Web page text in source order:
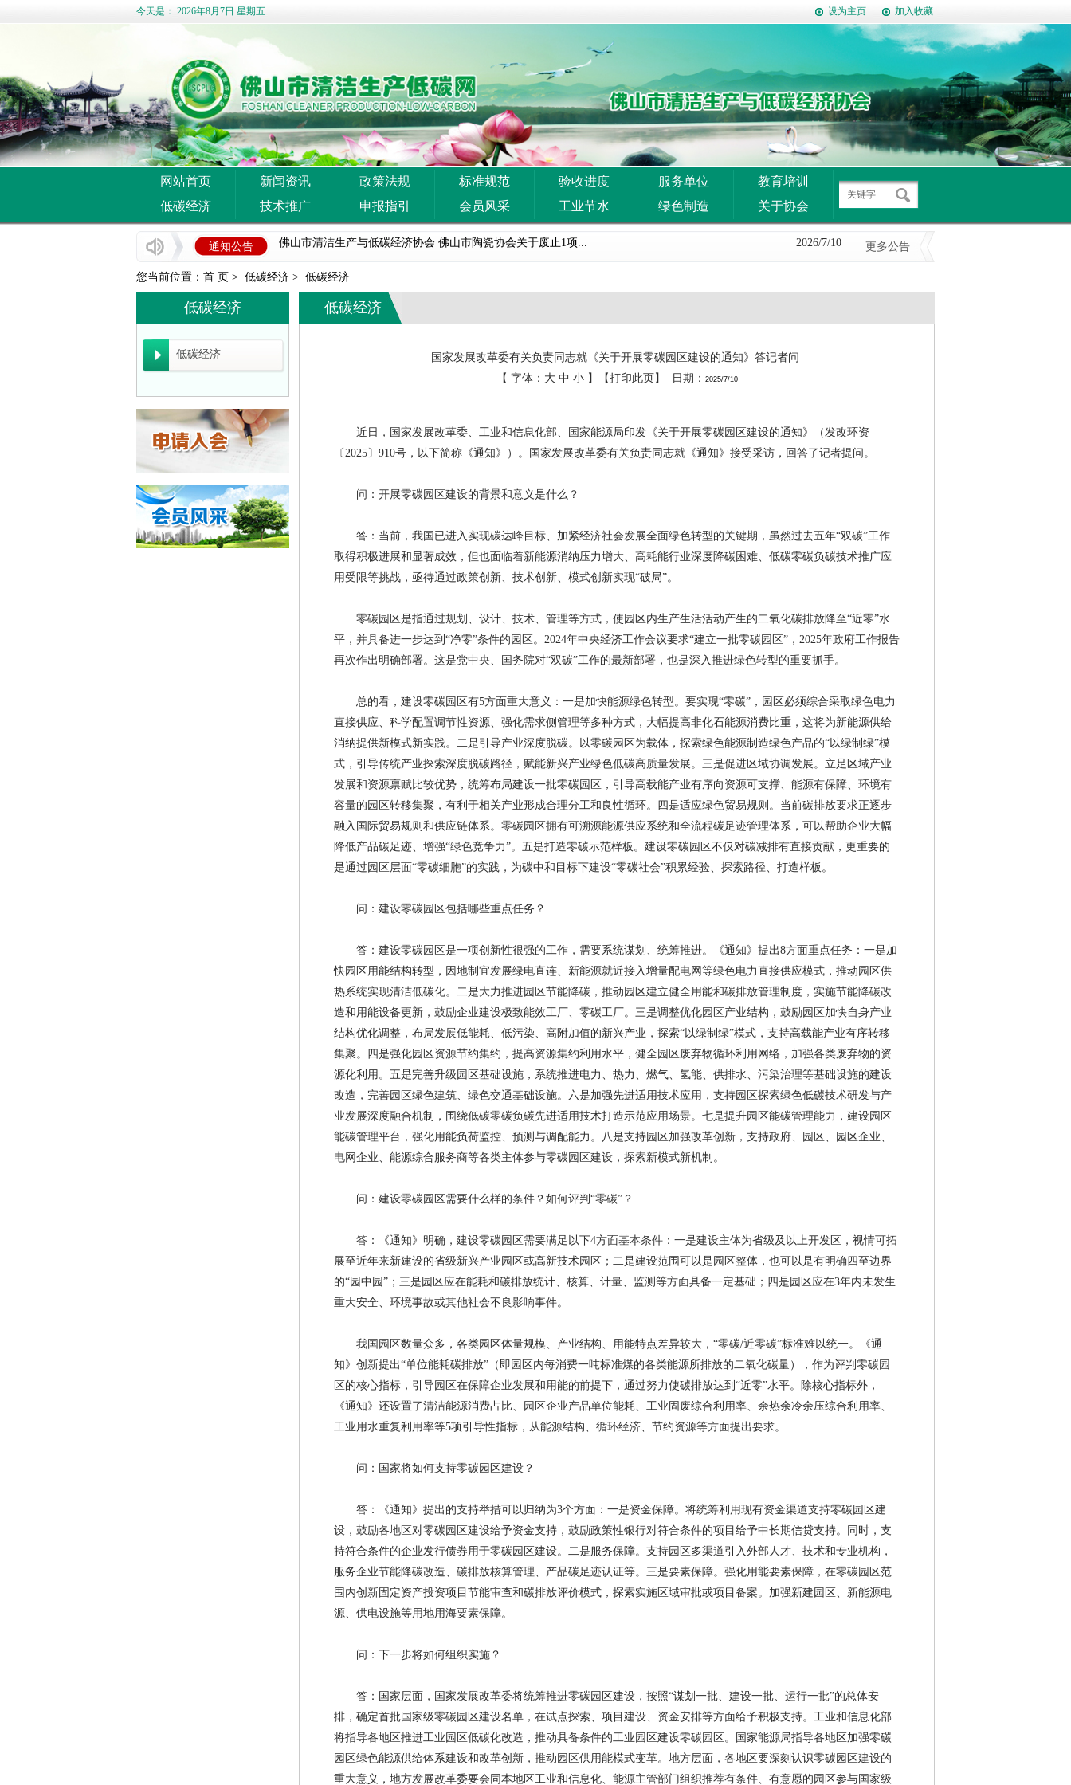
今天是： 2026年8月7日 星期五 设为主页 加入收藏
网站首页 新闻资讯 政策法规 标准规范 验收进度 服务单位
教育培训
低碳经济
技术推广 申报指引 会员风采 工业节水 绿色制造 关于协会
通知公告
企业推广宣传方案 2014/9/9
佛山市清洁生产与低碳经济协会 佛山市陶瓷协会关于废止1项... 2026/7/10
佛山市中小企业服务局转发广东省工业和信息化厅关于开展2026...
国家发展改革委等部门关于开展重点行业 节能降碳改造攻坚三年行...
广东省能源局关于《2026年广东省重点节能技术应用典型案例》... 2026/6/10
广东省能源局关于开展2027年省级节能降耗专项资金储备项目征...
广东省科学技术厅 广东省财政厅 国家税务总局广东省税务局关于... 2026/6/2
关于开展2026年生态文明建设示范区（生态工业园区）创建工作...
广东省工业和信息化厅关于组织推荐2026年重点用水企业、园区...
一图读懂《关于组织开展2026年度工业节能监察工作的通知》 2026/5/13
工业和信息化部办公厅关于组织开展2026年度工业节能监察工作...
广东“十五五”生态环保重点任务发布 2026/4/30
关于组织开展2026年重点用水企业、园区水效领跑者遴选工作的... 2026/4/28
佛山市清洁生产与低碳经济协会 佛山市陶瓷协会关于废止1项... 2026/7/10
佛山市中小企业服务局转发广东省工业和信息化厅关于开展2026... 2026/6/29
国家发展改革委等部门关于开展重点行业 节能降碳改造攻坚三年行... 2026/6/16
佛山市科学技术局关于组织申报2026年度佛山市工程技术研究中... 2026/6/16
广东省能源局关于《2026年广东省重点节能技术应用典型案例》... 2026/6/10
广东省工业和信息化厅关于开展2026年度省级绿色工厂绿色工业... 2026/6/9
关于开展2026年生态文明建设示范区（生态工业园区）创建工作... 2026/5/28
广东省工业和信息化厅关于组织推荐2026年重点用水企业、园区... 2026/5/26
一图读懂《关于组织开展2026年度工业节能监察工作的通知》 2026/5/13
工业和信息化部办公厅关于组织开展2026年度工业节能监察工作... 2026/5/13
广东“十五五”生态环保重点任务发布 2026/4/30
关于组织开展2026年重点用水企业、园区水效领跑者遴选工作的... 2026/4/28
更多公告
您当前位置： 首 页 > 低碳经济 > 低碳经济
低碳经济
低碳经济
低碳经济
国家发展改革委有关负责同志就《关于开展零碳园区建设的通知》答记者问
【 字体： 大 中 小】【打印此页】 日期： 2025/7/10
近日，国家发展改革委、工业和信息化部、国家能源局印发《关于开展零碳园区建设的通知》（发改环资
〔 2025〕 910号，以下简称《通知》）。国家发展改革委有关负责同志就《通知》接受采访，回答了记者提问。
问：开展零碳园区建设的背景和意义是什么？
答：当前，我国已进入实现碳达峰目标、加紧经济社会发展全面绿色转型的关键期，虽然过去五年“双碳”工作
取得积极进展和显著成效，但也面临着新能源消纳压力增大、高耗能行业深度降碳困难、低碳零碳负碳技术推广应
用受限等挑战，亟待通过政策创新、技术创新、模式创新实现“破局”。
零碳园区是指通过规划、设计、技术、管理等方式，使园区内生产生活活动产生的二氧化碳排放降至“近零”水
平，并具备进一步达到“净零”条件的园区。 2024年中央经济工作会议要求“建立一批零碳园区”， 2025年政府工作报告
再次作出明确部署。这是党中央、国务院对“双碳”工作的最新部署，也是深入推进绿色转型的重要抓手。
总的看，建设零碳园区有5方面重大意义：一是加快能源绿色转型。要实现“零碳”，园区必须综合采取绿色电力
直接供应、科学配置调节性资源、强化需求侧管理等多种方式，大幅提高非化石能源消费比重，这将为新能源供给
消纳提供新模式新实践。二是引导产业深度脱碳。以零碳园区为载体，探索绿色能源制造绿色产品的“以绿制绿”模
式，引导传统产业探索深度脱碳路径，赋能新兴产业绿色低碳高质量发展。三是促进区域协调发展。立足区域产业
发展和资源禀赋比较优势，统筹布局建设一批零碳园区，引导高载能产业有序向资源可支撑、能源有保障、环境有
容量的园区转移集聚，有利于相关产业形成合理分工和良性循环。四是适应绿色贸易规则。当前碳排放要求正逐步
融入国际贸易规则和供应链体系。零碳园区拥有可溯源能源供应系统和全流程碳足迹管理体系，可以帮助企业大幅
降低产品碳足迹、增强“绿色竞争力”。五是打造零碳示范样板。建设零碳园区不仅对碳减排有直接贡献，更重要的
是通过园区层面“零碳细胞”的实践，为碳中和目标下建设“零碳社会”积累经验、探索路径、打造样板。
问：建设零碳园区包括哪些重点任务？
答：建设零碳园区是一项创新性很强的工作，需要系统谋划、统筹推进。《通知》提出8方面重点任务：一是加
快园区用能结构转型，因地制宜发展绿电直连、新能源就近接入增量配电网等绿色电力直接供应模式，推动园区供
热系统实现清洁低碳化。二是大力推进园区节能降碳，推动园区建立健全用能和碳排放管理制度，实施节能降碳改
造和用能设备更新，鼓励企业建设极致能效工厂、零碳工厂。三是调整优化园区产业结构，鼓励园区加快自身产业
结构优化调整，布局发展低能耗、低污染、高附加值的新兴产业，探索“以绿制绿”模式，支持高载能产业有序转移
集聚。四是强化园区资源节约集约，提高资源集约利用水平，健全园区废弃物循环利用网络，加强各类废弃物的资
源化利用。五是完善升级园区基础设施，系统推进电力、热力、燃气、氢能、供排水、污染治理等基础设施的建设
改造，完善园区绿色建筑、绿色交通基础设施。六是加强先进适用技术应用，支持园区探索绿色低碳技术研发与产
业发展深度融合机制，围绕低碳零碳负碳先进适用技术打造示范应用场景。七是提升园区能碳管理能力，建设园区
能碳管理平台，强化用能负荷监控、预测与调配能力。八是支持园区加强改革创新，支持政府、园区、园区企业、
电网企业、能源综合服务商等各类主体参与零碳园区建设，探索新模式新机制。
问：建设零碳园区需要什么样的条件？如何评判 “零碳”？
答：《通知》明确，建设零碳园区需要满足以下4方面基本条件：一是建设主体为省级及以上开发区，视情可拓
展至近年来新建设的省级新兴产业园区或高新技术园区；二是建设范围可以是园区整体，也可以是有明确四至边界
的“园中园”；三是园区应在能耗和碳排放统计、核算、计量、监测等方面具备一定基础；四是园区应在3年内未发生
重大安全、环境事故或其他社会不良影响事件。
我国园区数量众多，各类园区体量规模、产业结构、用能特点差异较大， “零碳/近零碳”标准难以统一。《通
知》创新提出“单位能耗碳排放”（即园区内每消费一吨标准煤的各类能源所排放的二氧化碳量），作为评判零碳园
区的核心指标，引导园区在保障企业发展和用能的前提下，通过努力使碳排放达到“近零”水平。除核心指标外，
《通知》还设置了清洁能源消费占比、园区企业产品单位能耗、工业固废综合利用率、余热余冷余压综合利用率、
工业用水重复利用率等5项引导性指标，从能源结构、循环经济、节约资源等方面提出要求。
问：国家将如何支持零碳园区建设？
答：《通知》提出的支持举措可以归纳为3个方面：一是资金保障。将统筹利用现有资金渠道支持零碳园区建
设，鼓励各地区对零碳园区建设给予资金支持，鼓励政策性银行对符合条件的项目给予中长期信贷支持。同时，支
持符合条件的企业发行债券用于零碳园区建设。二是服务保障。支持园区多渠道引入外部人才、技术和专业机构，
服务企业节能降碳改造、碳排放核算管理、产品碳足迹认证等。三是要素保障。强化用能要素保障，在零碳园区范
围内创新固定资产投资项目节能审查和碳排放评价模式，探索实施区域审批或项目备案。加强新建园区、新能源电
源、供电设施等用地用海要素保障。
问：下一步将如何组织实施？
答：国家层面，国家发展改革委将统筹推进零碳园区建设，按照“谋划一批、建设一批、运行一批”的总体安
排，确定首批国家级零碳园区建设名单，在试点探索、项目建设、资金安排等方面给予积极支持。工业和信息化部
将指导各地区推进工业园区低碳化改造，推动具备条件的工业园区建设零碳园区。国家能源局指导各地区加强零碳
园区绿色能源供给体系建设和改革创新，推动园区供用能模式变革。地方层面，各地区要深刻认识零碳园区建设的
重大意义，地方发展改革委要会同本地区工业和信息化、能源主管部门组织推荐有条件、有意愿的园区参与国家级